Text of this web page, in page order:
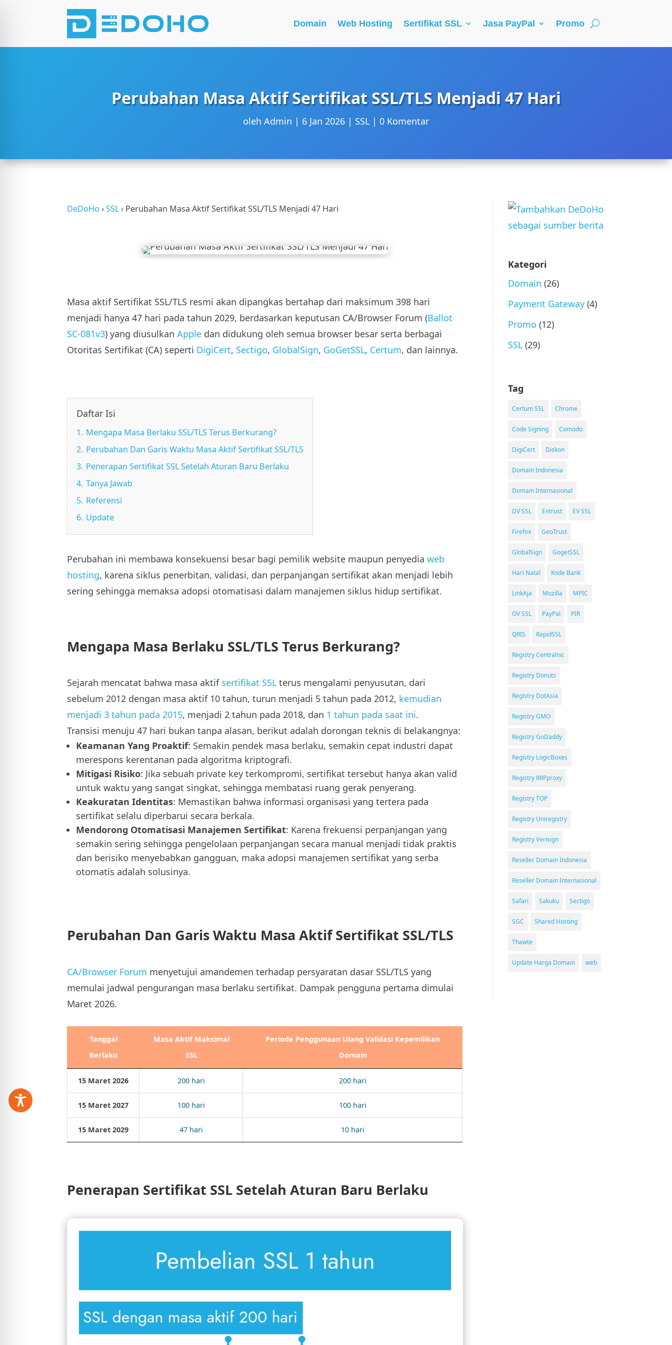
Domain Web Hosting Sertifikat SSL Jasa PayPal Promo
Perubahan Masa Aktif Sertifikat SSL/TLS Menjadi 47 Hari
oleh Admin 6 Jan 2026 SSL 0 Komentar
DeDoHo ›SSL› Perubahan Masa Aktif Sertifikat SSL/TLS Menjadi 47 Hari
Masa aktif Sertifikat SSL/TLS resmi akan dipangkas bertahap dari maksimum 398 hari
menjadi hanya 47 hari pada tahun 2029, berdasarkan keputusan CA/Browser Forum (Ballot
SC‑081v3) yang diusulkanApple dan didukung oleh semua browser besar serta berbagai
Otoritas Sertifikat (CA) seperti DigiCert, Sectigo, GlobalSign, GoGetSSL, Certum, dan lainnya.
Daftar Isi
1. Mengapa Masa Berlaku SSL/TLS Terus Berkurang?
2. Perubahan Dan Garis Waktu Masa Aktif Sertifikat SSL/TLS
3. Penerapan Sertifikat SSL Setelah Aturan Baru Berlaku
4. Tanya Jawab
5. Referensi
6. Update
Perubahan ini membawa konsekuensi besar bagi pemilik website maupun penyediaweb
hosting, karena siklus penerbitan, validasi, dan perpanjangan sertifikat akan menjadi lebih
sering sehingga memaksa adopsi otomatisasi dalam manajemen siklus hidup sertifikat.
Mengapa Masa Berlaku SSL/TLS Terus Berkurang?
Sejarah mencatat bahwa masa aktif sertifikat SSL terus mengalami penyusutan, dari
sebelum 2012 dengan masa aktif 10 tahun, turun menjadi 5 tahun pada 2012, kemudian
menjadi 3 tahun pada 2015, menjadi 2 tahun pada 2018, dan 1 tahun pada saat ini.
Transisi menuju 47 hari bukan tanpa alasan, berikut adalah dorongan teknis di belakangnya:
Keamanan Yang Proaktif: Semakin pendek masa berlaku, semakin cepat industri dapat
merespons kerentanan pada algoritma kriptografi.
Mitigasi Risiko: Jika sebuah private key terkompromi, sertifikat tersebut hanya akan valid
untuk waktu yang sangat singkat, sehingga membatasi ruang gerak penyerang.
Keakuratan Identitas: Memastikan bahwa informasi organisasi yang tertera pada
sertifikat selalu diperbarui secara berkala.
Mendorong Otomatisasi Manajemen Sertifikat: Karena frekuensi perpanjangan yang
semakin sering sehingga pengelolaan perpanjangan secara manual menjadi tidak praktis
dan berisiko menyebabkan gangguan, maka adopsi manajemen sertifikat yang serba
otomatis adalah solusinya.
Perubahan Dan Garis Waktu Masa Aktif Sertifikat SSL/TLS
CA/Browser Forum menyetujui amandemen terhadap persyaratan dasar SSL/TLS yang
memulai jadwal pengurangan masa berlaku sertifikat. Dampak pengguna pertama dimulai
Maret 2026.
Tanggal
Berlaku
Masa Aktif Maksimal
SSL
Periode Penggunaan Ulang Validasi Kepemilikan
Domain
15 Maret 2026 200 hari 200 hari
15 Maret 2027 100 hari 100 hari
15 Maret 2029 47 hari 10 hari
Penerapan Sertifikat SSL Setelah Aturan Baru Berlaku
Kategori
Domain (26)
Payment Gateway (4)
Promo (12)
SSL (29)
Tag
Certum SSL Chrome
Code Signing Comodo
DigiCert Diskon
Domain Indonesia
Domain Internasional
DV SSL Entrust EV SSL
Firefox GeoTrust
GlobalSign GogetSSL
Hari Natal Kode Bank
LinkAja Mozilla MPIC
OV SSL PayPal PIR
QRIS RapidSSL
Registry Centralnic
Registry Donuts
Registry DotAsia
Registry GMO
Registry GoDaddy
Registry LogicBoxes
Registry RRPproxy
Registry TOP
Registry Uniregistry
Registry Verisign
Reseller Domain Indonesia
Reseller Domain Internasional
Safari Sakuku Sectigo
SGC Shared Hosting
Thawte
Update Harga Domain web